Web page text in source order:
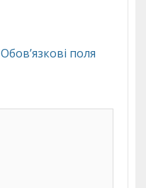
Обов’язкові поля